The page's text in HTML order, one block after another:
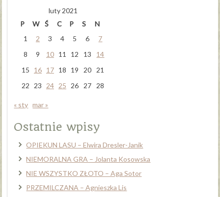
luty 2021
P
W Ś C P S
N
1
2 3 4 5 6
7
8
9 10 11 12 13
14
15
16 17 18 19 20
21
22
23 24 25 26 27 28
« sty mar »
Ostatnie wpisy
OPIEKUN LASU – Elwira Dresler-Janik
NIEMORALNA GRA – Jolanta Kosowska
NIE WSZYSTKO ZŁOTO – Aga Sotor
PRZEMILCZANA – Agnieszka Lis